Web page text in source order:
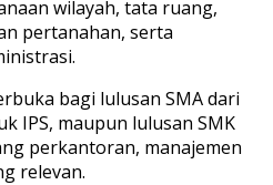
wilayah, tata ruang,
pertanahan, serta
bagi lulusan SMA dari
IPS, maupun lulusan SMK
perkantoran, manajemen
relevan.